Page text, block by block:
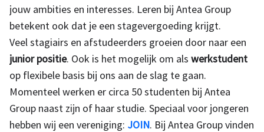
jouw ambities en interesses. Leren bij Antea Group
betekent ook dat je een stagevergoeding krijgt.
Veel stagiairs en afstudeerders groeien door naar een
junior positie. Ook is het mogelijk om als werkstudent
op flexibele basis bij ons aan de slag te gaan.
Momenteel werken er circa 50 studenten bij Antea
Group naast zijn of haar studie. Speciaal voor jongeren
hebben wij een vereniging: JOIN. Bij Antea Group vinden